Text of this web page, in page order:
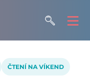
ČTENÍ NA VÍKEND